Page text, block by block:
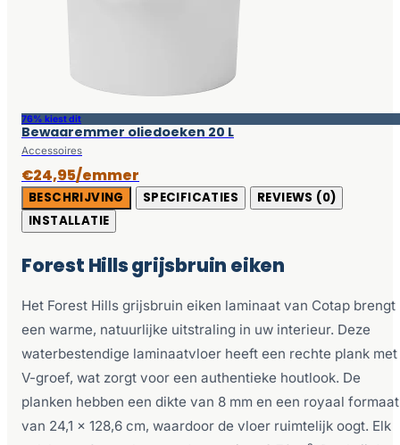
76% kiest dit
Bewaaremmer oliedoeken 20 L
Accessoires
€24,95/emmer
BESCHRIJVING SPECIFICATIES
REVIEWS (0)
INSTALLATIE
Forest Hills grijsbruin eiken
Het Forest Hills grijsbruin eiken laminaat van Cotap brengt
een warme, natuurlijke uitstraling in uw interieur. Deze
waterbestendige laminaatvloer heeft een rechte plank met
V-groef, wat zorgt voor een authentieke houtlook. De
planken hebben een dikte van 8 mm en een royaal formaat
van 24,1 x 128,6 cm, waardoor de vloer ruimtelijk oogt. Elk